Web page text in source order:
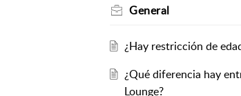
General
¿Hay restricción de
¿Qué diferencia hay
Lounge?